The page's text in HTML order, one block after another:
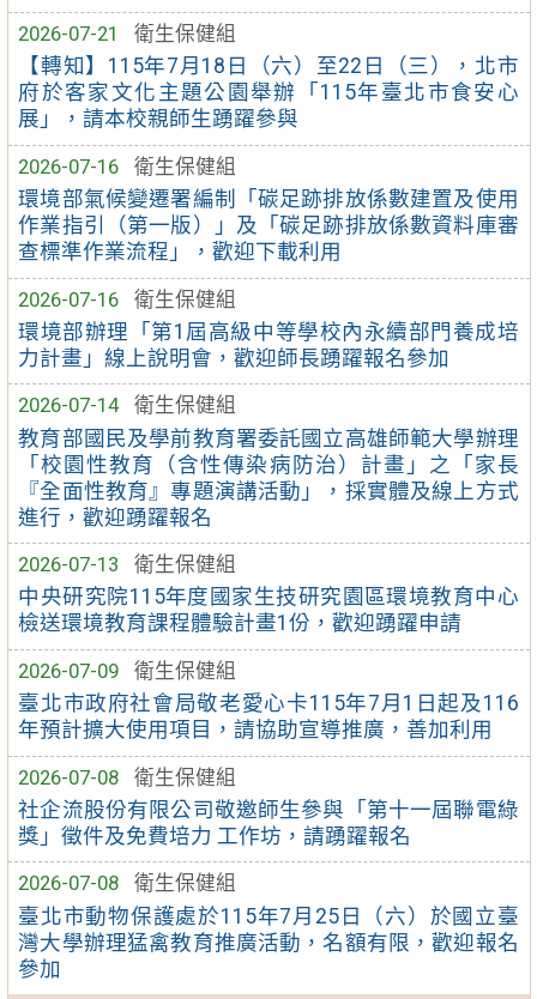
2026-07-21
衛生保健組
【轉知】115年7月18日（六）至22日（三），北市
府於客家文化主題公園舉辦「115年臺北市食安心
展」，請本校親師生踴躍參與
2026-07-16
衛生保健組
環境部氣候變遷署編制「碳足跡排放係數建置及使用
作業指引（第一版）」及「碳足跡排放係數資料庫審
查標準作業流程」，歡迎下載利用
2026-07-16
衛生保健組
環境部辦理「第1屆高級中等學校內永續部門養成培
力計畫」線上說明會，歡迎師長踴躍報名參加
2026-07-14
衛生保健組
教育部國民及學前教育署委託國立高雄師範大學辦理
「校園性教育（含性傳染病防治）計畫」之「家長
『全面性教育』專題演講活動」，採實體及線上方式
進行，歡迎踴躍報名
2026-07-13
衛生保健組
中央研究院115年度國家生技研究園區環境教育中心
檢送環境教育課程體驗計畫1份，歡迎踴躍申請
2026-07-09
衛生保健組
臺北市政府社會局敬老愛心卡115年7月1日起及116
年預計擴大使用項目，請協助宣導推廣，善加利用
2026-07-08
衛生保健組
社企流股份有限公司敬邀師生參與「第十一屆聯電綠
獎」徵件及免費培力 工作坊，請踴躍報名
2026-07-08
衛生保健組
臺北市動物保護處於115年7月25日（六）於國立臺
灣大學辦理猛禽教育推廣活動，名額有限，歡迎報名
參加